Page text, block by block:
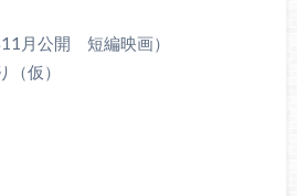
月公開 短編映画）
（仮）